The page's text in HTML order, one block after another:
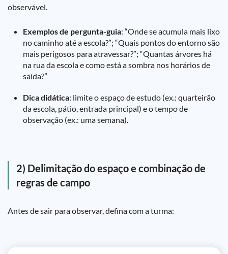
observável.
Exemplos de pergunta-guia: “Onde se acumula mais lixo
no caminho até a escola?”; “Quais pontos do entorno são
mais perigosos para atravessar?”; “Quantas árvores há
na rua da escola e como está a sombra nos horários de
saída?”
Dica didática: limite o espaço de estudo (ex.: quarteirão
da escola, pátio, entrada principal) e o tempo de
observação (ex.: uma semana).
2) Delimitação do espaço e combinação de
regras de campo
Antes de sair para observar, defina com a turma: